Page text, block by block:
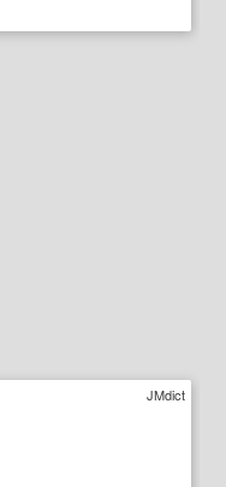
JMdict